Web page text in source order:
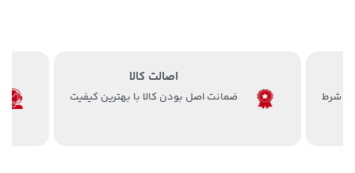
اصالت کالا
ضمانت اصل بودن کالا با بهترین کیفیت